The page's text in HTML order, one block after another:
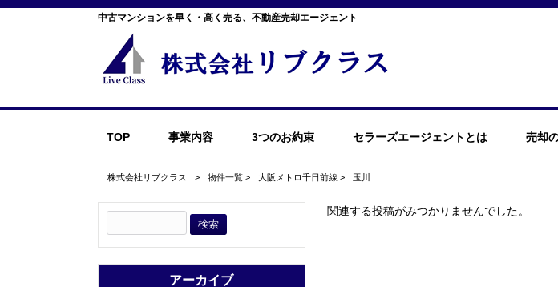
中古マンションを早く・高く売る、不動産売却エージェント
TOP 事業内容 3つのお約束 セラーズエージェントとは 売却
株式会社リブクラス > 物件一覧 > 大阪メトロ千日前線 > 玉川
関連する投稿がみつかりませんでした。
アーカイブ